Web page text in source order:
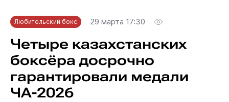
Любительский бокс 29 марта 17:30
Четыре казахстанских
боксёра досрочно
гарантировали медали
ЧА-2026